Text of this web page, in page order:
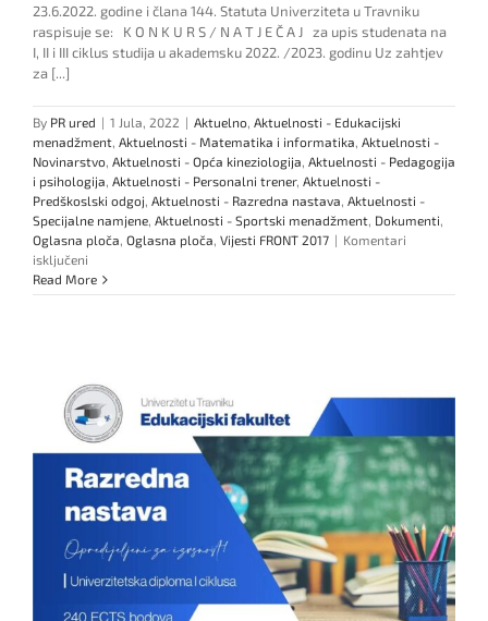
23.6.2022. godine i člana 144. Statuta Univerziteta u Travniku
raspisuje se: K O N K U R S / N A T J E Č A J za upis studenata na
I, II i III ciklus studija u akademsku 2022. /2023. godinu Uz zahtjev
za [...]
By PR ured | 1 Jula, 2022 | Aktuelno Aktuelnosti - Edukacijski
menadžment Aktuelnosti - Matematika i informatika Aktuelnosti -
Novinarstvo Aktuelnosti - Opća kineziologija Aktuelnosti - Pedagogija
i psihologija Aktuelnosti - Personalni trener, Aktuelnosti -
Predškoslski odgoj Aktuelnosti - Razredna nastava Aktuelnosti -
Specijalne namjene Aktuelnosti - Sportski menadžment Dokumenti
Oglasna ploča Oglasna ploča Vijesti FRONT 2017 | Komentari
isključeni
UPIS
JE
UPIS
STUDENATA
NA
I,
II
I
III
STUDIJA
AKADEMSKU
2021./2022.
Read More